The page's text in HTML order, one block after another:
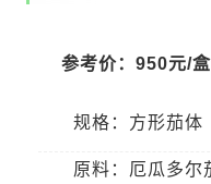
参考价：950元/盒
规格：方形茄体
原料：厄瓜多尔